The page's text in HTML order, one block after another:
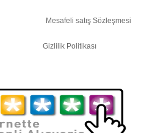
Mesafeli satış Sözleşmesi
Gizlilik Politikası